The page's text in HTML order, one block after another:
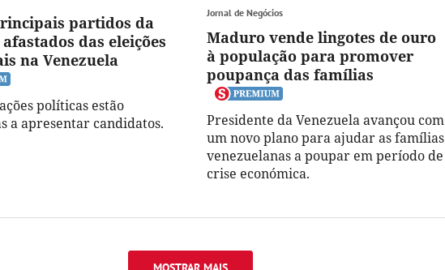
partidos da
das eleições
na Venezuela
políticas estão
a apresentar candidatos.
Jornal de Negócios
Maduro vende lingotes de ouro
à população para promover
poupança das famílias
Presidente da Venezuela avançou com
um novo plano para ajudar as famílias
venezuelanas a poupar em período de
crise económica.